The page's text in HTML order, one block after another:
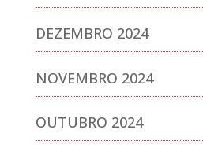
DEZEMBRO 2024
NOVEMBRO 2024
OUTUBRO 2024